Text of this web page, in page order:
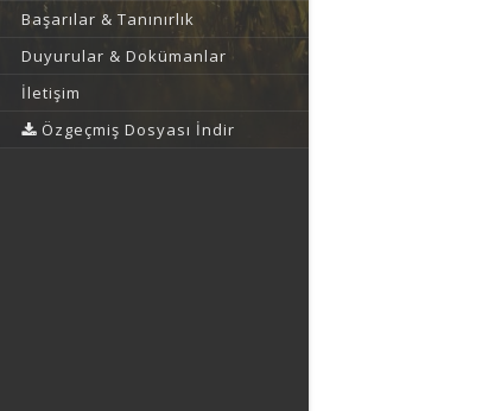
Başarılar & Tanınırlık
Duyurular & Dokümanlar
İletişim
Özgeçmiş Dosyası İndir